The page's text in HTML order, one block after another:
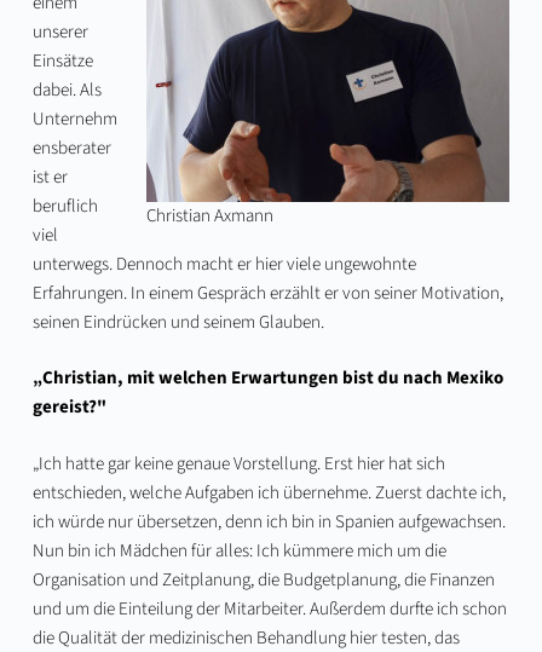
Christian Axmann
unserer
Einsätze
dabei. Als
Unternehm
ensberater
ist er
beruflich
viel
unterwegs. Dennoch macht er hier viele ungewohnte
Erfahrungen. In einem Gespräch erzählt er von seiner Motivation,
seinen Eindrücken und seinem Glauben.
„Christian, mit welchen Erwartungen bist du nach Mexiko
gereist?"
„Ich hatte gar keine genaue Vorstellung. Erst hier hat sich
entschieden, welche Aufgaben ich übernehme. Zuerst dachte ich,
ich würde nur übersetzen, denn ich bin in Spanien aufgewachsen.
Nun bin ich Mädchen für alles: Ich kümmere mich um die
Organisation und Zeitplanung, die Budgetplanung, die Finanzen
und um die Einteilung der Mitarbeiter. Außerdem durfte ich schon
die Qualität der medizinischen Behandlung hier testen, das